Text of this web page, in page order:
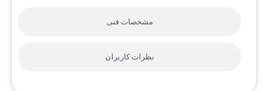
مشخصات فنی
نظرات کاربران